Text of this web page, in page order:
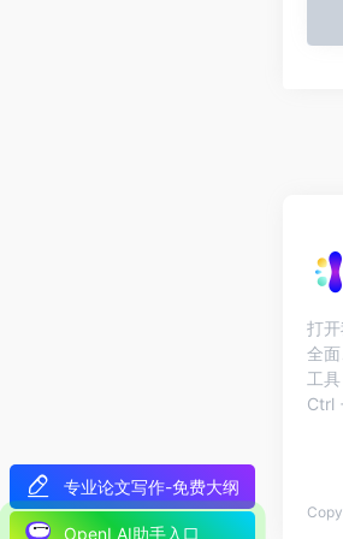
专业论文写作-免费大纲
OpenI AI助手入口
打开
全
工具
Ctrl